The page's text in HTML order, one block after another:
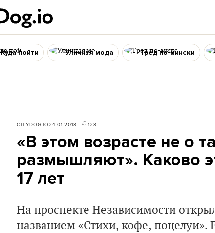
Куда пойти Уличная мода Тред по-мински
CITYDOG.IO24.01.2018 128
«В этом возрасте не о
размышляют». Каково
17 лет
На проспекте Независимости
названием «Стихи, кофе, поцелуи».